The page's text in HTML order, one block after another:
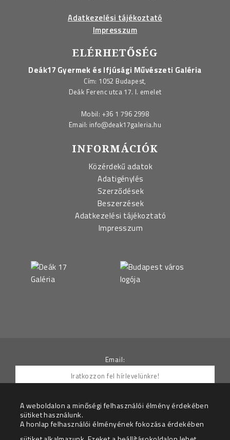
Adatkezelési tájékoztató
Impresszum
ELÉRHETŐSÉG
Deák17 Gyermek és Ifjúsági Művészeti Galéria
Cím: 1052 Budapest,
Deák Ferenc utca 17. I. emelet
Mobil: +36 1 796 2998
Email: info@deak17galeria.hu
INFORMÁCIÓK
Közérdekű adatok
Adatigénylés
Szerződések
Beszerzések
Adatkezelési tájékoztató
Impresszum
Email:
Hozzájárulok ahhoz, hogy az Adatkezelő részemre
A weboldalon a minőségi felhasználói élmény érdekében
sütiket használunk.
A honlap felhasználói élményének fokozása érdekében